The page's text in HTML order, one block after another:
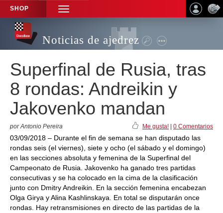
SHOP
TOGGLE
NAVIGATION
Noticias de ajedrez
Superfinal de Rusia, tras
8 rondas: Andreikin y
Jakovenko mandan
por Antonio Pereira Me gusta! 0 Comentarios
03/09/2018 – Durante el fin de semana se han disputado las
rondas seis (el viernes), siete y ocho (el sábado y el domingo)
en las secciones absoluta y femenina de la Superfinal del
Campeonato de Rusia. Jakovenko ha ganado tres partidas
consecutivas y se ha colocado en la cima de la clasificación
junto con Dmitry Andreikin. En la sección femenina encabezan
Olga Girya y Alina Kashlinskaya. En total se disputarán once
rondas. Hay retransmisiones en directo de las partidas de la